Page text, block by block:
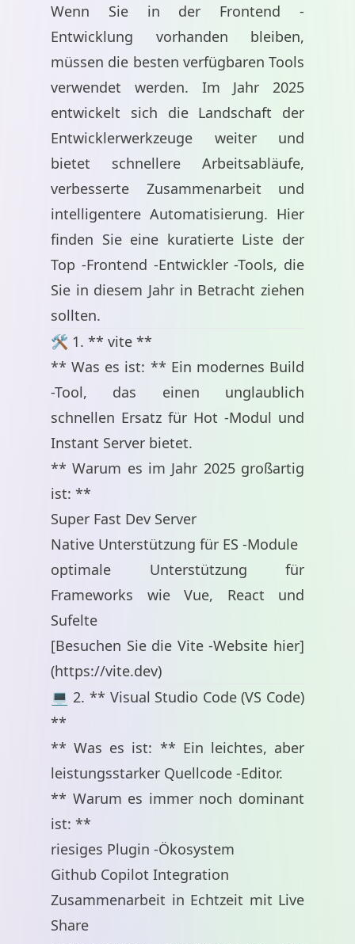
Wenn Sie in der Frontend -
Entwicklung vorhanden bleiben,
müssen die besten verfügbaren Tools
verwendet werden. Im Jahr 2025
entwickelt sich die Landschaft der
Entwicklerwerkzeuge weiter und
bietet schnellere Arbeitsabläufe,
verbesserte Zusammenarbeit und
intelligentere Automatisierung. Hier
finden Sie eine kuratierte Liste der
Top -Frontend -Entwickler -Tools, die
Sie in diesem Jahr in Betracht ziehen
sollten.
🛠️ 1. ** vite **
** Was es ist: ** Ein modernes Build
-Tool, das einen unglaublich
schnellen Ersatz für Hot -Modul und
Instant Server bietet.
** Warum es im Jahr 2025 großartig
ist: **
Super Fast Dev Server
Native Unterstützung für ES -Module
optimale Unterstützung für
Frameworks wie Vue, React und
Sufelte
[Besuchen Sie die Vite -Website hier]
(https://vite.dev)
💻 2. ** Visual Studio Code (VS Code)
**
** Was es ist: ** Ein leichtes, aber
leistungsstarker Quellcode -Editor.
** Warum es immer noch dominant
ist: **
riesiges Plugin -Ökosystem
Github Copilot Integration
Zusammenarbeit in Echtzeit mit Live
Share